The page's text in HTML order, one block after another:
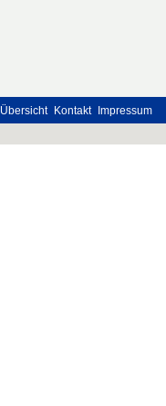
Übersicht Kontakt Impressum